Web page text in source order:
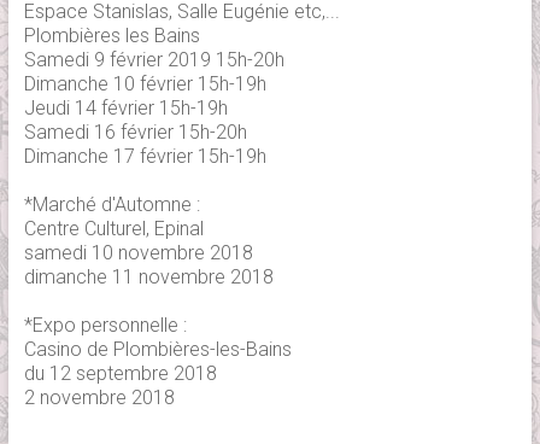
Espace Stanislas, Salle Eugénie etc,...
Plombières les Bains
Samedi 9 février 2019 15h-20h
Dimanche 10 février 15h-19h
Jeudi 14 février 15h-19h
Samedi 16 février 15h-20h
Dimanche 17 février 15h-19h
*Marché d'Automne :
Centre Culturel, Epinal
samedi 10 novembre 2018
dimanche 11 novembre 2018
*Expo personnelle :
Casino de Plombières-les-Bains
du 12 septembre 2018
2 novembre 2018